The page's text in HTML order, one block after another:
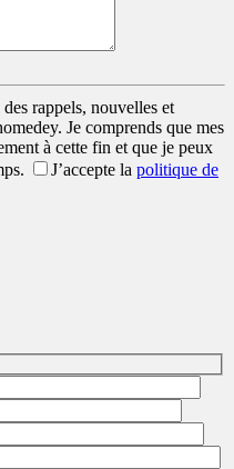
rappels, nouvelles et
Je comprends que mes
à cette fin et que je peux
J’accepte la politique de